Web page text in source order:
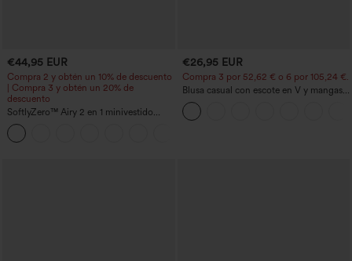
€44,95 EUR
Compra 2 y obtén un 10% de descuento
| Compra 3 y obtén un 20% de
descuento
SoftlyZero™ Airy 2 en 1 minivestido
activo de baile con bolsillos — Edición
Easy Peezy — largo extra
€26,95 EUR
Compra 3 por 52,62 € o 6 por 105,24 €.
Blusa casual con escote en V y mangas
cortas abullonadas